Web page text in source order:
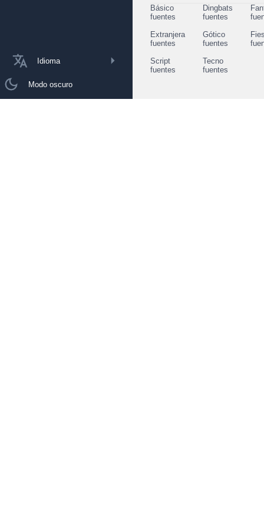
Idioma
Modo oscuro
Básico
fuentes
Dingbats
fuentes
Extranjera
fuentes
Gótico
fuentes
Script
fuentes
Tecno
fuentes